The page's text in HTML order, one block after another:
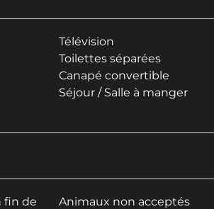
Télévision
Toilettes séparées
Canapé convertible
Séjour / Salle à manger
fin de
Animaux non acceptés